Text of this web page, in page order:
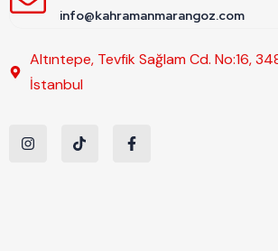
info@kahramanmarangoz.com
Altıntepe, Tevfik Sağlam Cd. No:16,
İstanbul